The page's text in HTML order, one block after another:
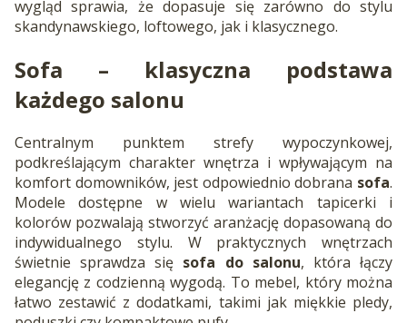
wygląd sprawia, że dopasuje się zarówno do stylu
skandynawskiego, loftowego, jak i klasycznego.
Sofa – klasyczna podstawa
każdego salonu
Centralnym punktem strefy wypoczynkowej,
podkreślającym charakter wnętrza i wpływającym na
komfort domowników, jest odpowiednio dobrana sofa.
Modele dostępne w wielu wariantach tapicerki i
kolorów pozwalają stworzyć aranżację dopasowaną do
indywidualnego stylu. W praktycznych wnętrzach
świetnie sprawdza się sofa do salonu, która łączy
elegancję z codzienną wygodą. To mebel, który można
łatwo zestawić z dodatkami, takimi jak miękkie pledy,